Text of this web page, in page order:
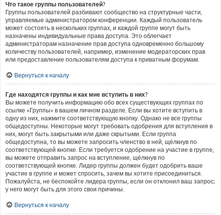
Что такое группы пользователей?
Группы пользователей разбивают сообщество на структурные части,
управляемые администратором конференции. Каждый пользователь
может состоять в нескольких группах, и каждой группе могут быть
назначены индивидуальные права доступа. Это облегчает
администраторам назначение прав доступа одновременно большому
количеству пользователей, например, изменение модераторских прав
или предоставление пользователям доступа к приватным форумам.
Вернуться к началу
Где находятся группы и как мне вступить в них?
Вы можете получить информацию обо всех существующих группах по
ссылке «Группы» в вашем личном разделе. Если вы хотите вступить в
одну из них, нажмите соответствующую кнопку. Однако не все группы
общедоступны. Некоторые могут требовать одобрения для вступления в
них, могут быть закрытыми или даже скрытыми. Если группа
общедоступна, то вы можете запросить членство в ней, щёлкнув по
соответствующей кнопке. Если требуется одобрение на участие в группе,
вы можете отправить запрос на вступление, щёлкнув по
соответствующей кнопке. Лидер группы должен будет одобрить ваше
участие в группе и может спросить, зачем вы хотите присоединиться.
Пожалуйста, не беспокойте лидера группы, если он отклонил ваш запрос;
у него могут быть для этого свои причины.
Вернуться к началу